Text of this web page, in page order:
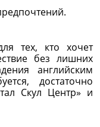
тех, кто хочет
без лишних
английским
достаточно
Скул Центр» и